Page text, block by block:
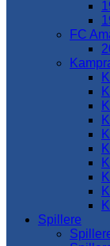
FC
Spillere